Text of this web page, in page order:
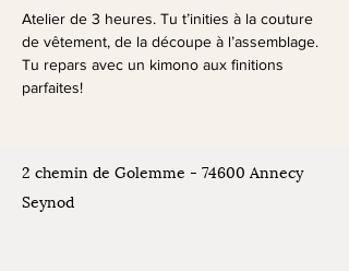
Atelier de 3 heures. Tu t’inities à la couture
de vêtement, de la découpe à l’assemblage.
Tu repars avec un kimono aux finitions
parfaites!
2 chemin de Golemme - 74600 Annecy
Seynod